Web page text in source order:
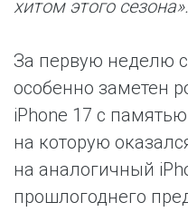
хитом этого сезона».
За первую неделю
особенно заметен
iPhone 17 с
на которую
на аналогичный
прошлогоднего